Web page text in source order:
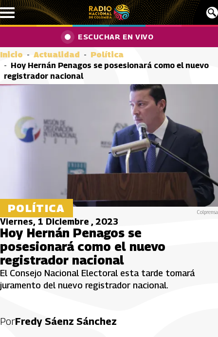
Pasar al contenido principal
ESCUCHAR EN VIVO
Inicio Actualidad
Política
Hoy Hernán Penagos se posesionará como el nuevo
registrador nacional
POLÍTICA Colprensa
Viernes, 1 Diciembre , 2023
Hoy Hernán Penagos se
posesionará como el nuevo
registrador nacional
El Consejo Nacional Electoral esta tarde tomará
juramento del nuevo registrador nacional.
PorFredy Sáenz Sánchez